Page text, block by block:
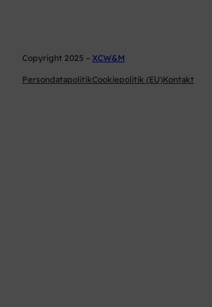
Copyright 2025 – XCW&M
PersondatapolitikCookiepolitik (EU)Kontakt